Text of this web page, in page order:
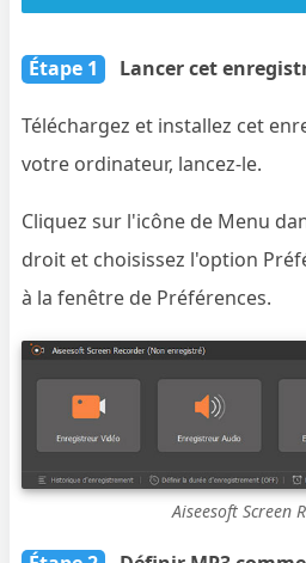
Étape 1 Lancer cet
Téléchargez et installez cet
votre ordinateur, lancez-le.
Cliquez sur l'icône de Menu
droit et choisissez l'option
à la fenêtre de Préférences.
Aiseesoft Screen